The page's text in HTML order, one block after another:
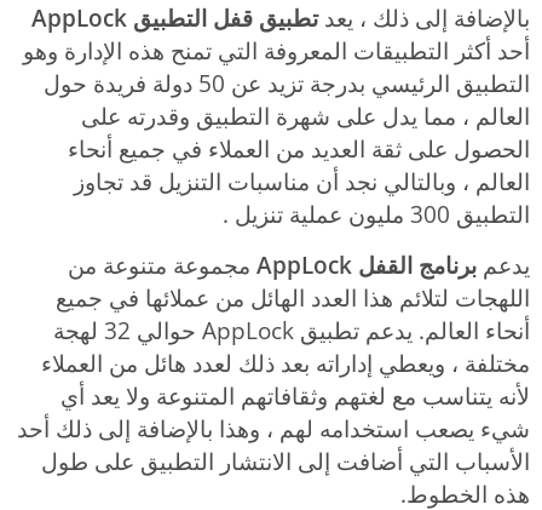
بالإضافة إلى ذلك ، يعدتطبيق قفل التطبيق AppLock
أحد أكثر التطبيقات المعروفة التي تمنح هذه الإدارة وهو
التطبيق الرئيسي بدرجة تزيد عن 50 دولة فريدة حول
العالم ، مما يدل على شهرة التطبيق وقدرته على
الحصول على ثقة العديد من العملاء في جميع أنحاء
العالم ، وبالتالي نجد أن مناسبات التنزيل قد تجاوز
التطبيق 300 مليون عملية تنزيل .
يدعم برنامج القفل AppLock
مجموعة متنوعة من
اللهجات لتلائم هذا العدد الهائل من عملائها في جميع
أنحاء العالم. يدعم تطبيق AppLock حوالي 32 لهجة
مختلفة ، ويعطي إداراته بعد ذلك لعدد هائل من العملاء
لأنه يتناسب مع لغتهم وثقافاتهم المتنوعة ولا يعد أي
شيء يصعب استخدامه لهم ، وهذا بالإضافة إلى ذلك أحد
الأسباب التي أضافت إلى الانتشار التطبيق على طول
هذه الخطوط.